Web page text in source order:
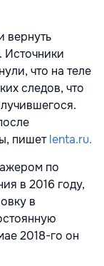
вернуть
Источники
что на теле
следов, что
пишетlenta.ru.
по
в 2016 году,
в
2018-го он